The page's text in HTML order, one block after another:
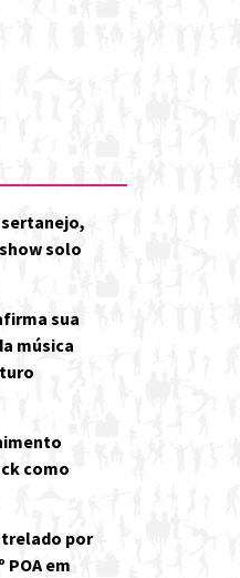
solo
sua
música
como
por
POA em